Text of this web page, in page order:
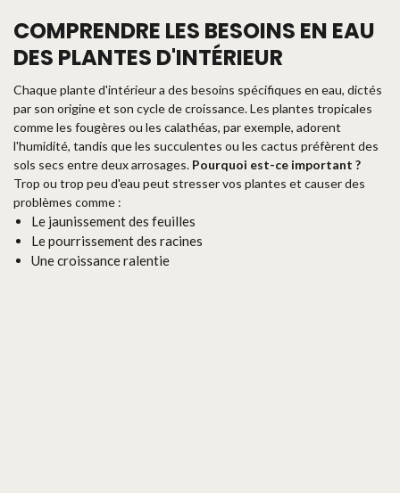
COMPRENDRE LES BESOINS EN EAU
DES PLANTES D'INTÉRIEUR
Chaque plante d'intérieur a des besoins spécifiques en eau, dictés
par son origine et son cycle de croissance. Les plantes tropicales
comme les fougères ou les calathéas, par exemple, adorent
l'humidité, tandis que les succulentes ou les cactus préfèrent des
sols secs entre deux arrosages. Pourquoi est-ce important ?
Trop ou trop peu d'eau peut stresser vos plantes et causer des
problèmes comme :
Le jaunissement des feuilles
Le pourrissement des racines
Une croissance ralentie